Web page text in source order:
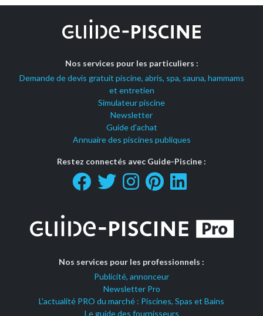
Nos services pour les particuliers :
Demande de devis gratuit piscine, abris, spa, sauna, hammams
et entretien
Simulateur piscine
Newsletter
Guide d'achat
Annuaire des piscines publiques
Restez connectés avec Guide-Piscine :
Nos services pour les professionnels :
Publicité, annonceur
Newsletter Pro
L'actualité PRO du marché : Piscines, Spas et Bains
Le guide des fournisseurs